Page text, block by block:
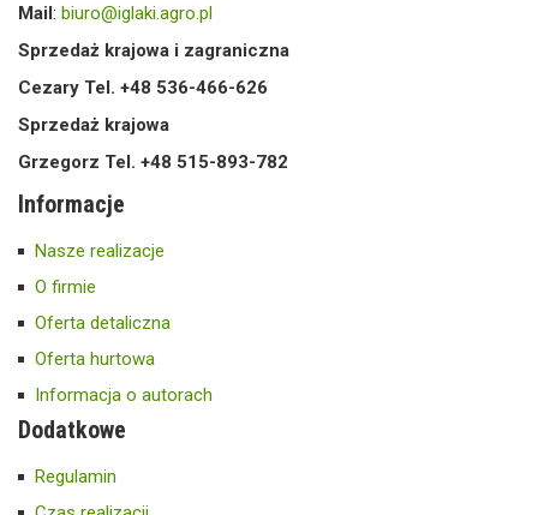
Mail : biuro@iglaki.agro.pl
Sprzedaż krajowa i zagraniczna
Cezary Tel. +48 536-466-626
Sprzedaż krajowa
Grzegorz Tel. +48 515-893-782
Informacje
Nasze realizacje
O firmie
Oferta detaliczna
Oferta hurtowa
Informacja o autorach
Dodatkowe
Regulamin